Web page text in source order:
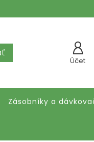
Účet
Zásobníky a